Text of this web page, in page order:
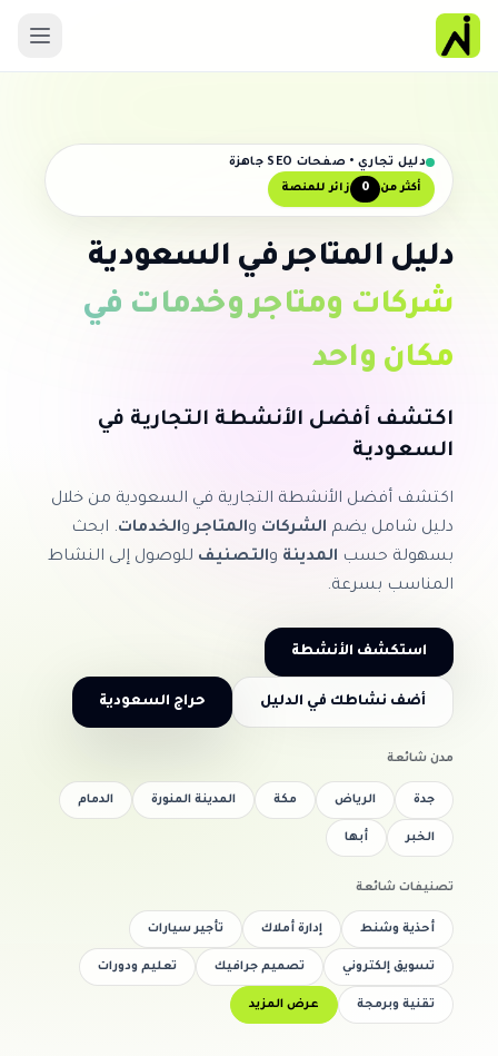
دليل تجاري • صفحات SEO جاهزة
أكثر من 0 زائر للمنصة
دليل المتاجر في السعودية
شركات ومتاجر وخدمات في
مكان واحد
اكتشف أفضل الأنشطة التجارية في
السعودية
اكتشف أفضل الأنشطة التجارية في السعودية من خلال
دليل شامل يضم الشركات والمتاجروالخدمات. ابحث
بسهولة حسب المدينة والتصنيف للوصول إلى النشاط
المناسب بسرعة.
استكشف الأنشطة
أضف نشاطك في الدليل حراج السعودية
مدن شائعة
جدة الرياض مكة المدينة المنورة الدمام
الخبر أبها
تصنيفات شائعة
أحذية وشنط إدارة أملاك تأجير سيارات
تسويق إلكتروني تصميم جرافيك تعليم ودورات
تقنية وبرمجة عرض المزيد